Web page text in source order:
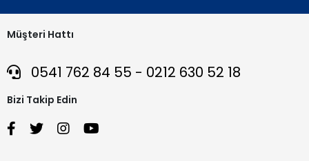
Müşteri Hattı
0541 762 84 55 - 0212 630 52 18
Bizi Takip Edin